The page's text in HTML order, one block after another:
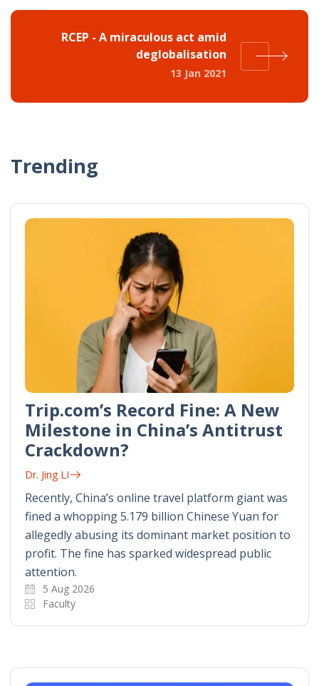
RCEP - A miraculous act amid
deglobalisation
13 Jan 2021
Trending
Trip.com’s Record Fine: A New
Milestone in China’s Antitrust
Crackdown?
Dr. Jing LI
Recently, China’s online travel platform giant was
fined a whopping 5.179 billion Chinese Yuan for
allegedly abusing its dominant market position to
profit. The fine has sparked widespread public
attention.
5 Aug 2026
Faculty